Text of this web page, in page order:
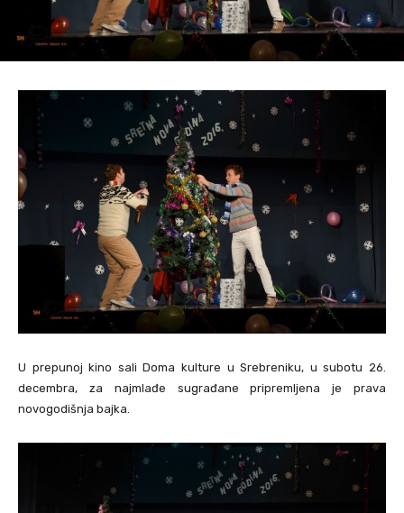
U prepunoj kino sali Doma kulture u Srebreniku, u subotu 26.
decembra, za najmlađe sugrađane pripremljena je prava
novogodišnja bajka.